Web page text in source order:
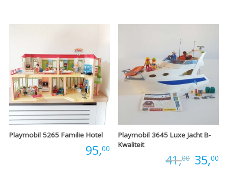
€34,95.€30,00.
Playmobil 5265 Familie Hotel
95,00
Playmobil 3645 Luxe Jacht B-
Kwaliteit
41,00 35,00